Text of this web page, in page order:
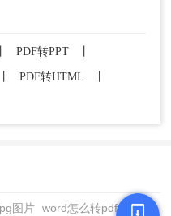
PDF转PPT
PDF转HTML
图片 word怎么转pdf